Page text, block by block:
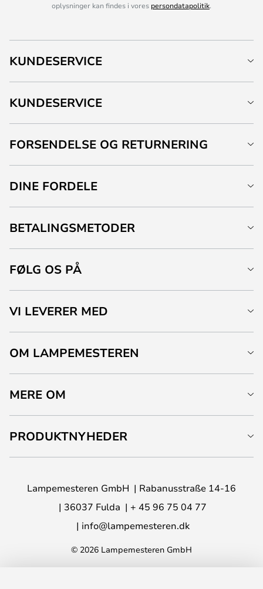
oplysninger kan findes i vores persondatapolitik.
KUNDESERVICE
KUNDESERVICE
FORSENDELSE OG RETURNERING
DINE FORDELE
BETALINGSMETODER
FØLG OS PÅ
VI LEVERER MED
OM LAMPEMESTEREN
MERE OM
PRODUKTNYHEDER
Lampemesteren GmbH
Rabanusstraße 14-16
36037 Fulda
+ 45 96 75 04 77
info@lampemesteren.dk
© 2026 Lampemesteren GmbH